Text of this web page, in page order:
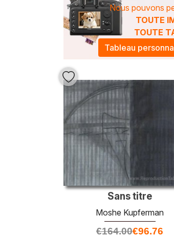
Nous pouvons
TOUTE
TOUTE
Tableau
Sans titre
Moshe Kupferman
€164.00€96.76